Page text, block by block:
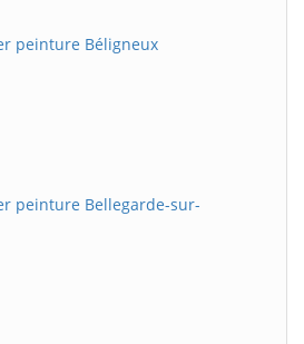
peinture Béligneux
peinture Bellegarde-sur-